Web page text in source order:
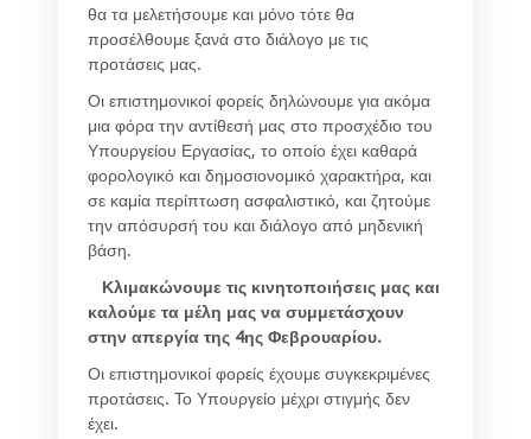
θα τα μελετήσουμε και μόνο τότε θα
προσέλθουμε ξανά στο διάλογο με τις
προτάσεις μας.
Οι επιστημονικοί φορείς δηλώνουμε για ακόμα
μια φόρα την αντίθεσή μας στο προσχέδιο του
Υπουργείου Εργασίας, το οποίο έχει καθαρά
φορολογικό και δημοσιονομικό χαρακτήρα, και
σε καμία περίπτωση ασφαλιστικό, και ζητούμε
την απόσυρσή του και διάλογο από μηδενική
βάση.
Κλιμακώνουμε τις κινητοποιήσεις μας και
καλούμε τα μέλη μας να συμμετάσχουν
στην απεργία της 4ης Φεβρουαρίου.
Οι επιστημονικοί φορείς έχουμε συγκεκριμένες
προτάσεις. Το Υπουργείο μέχρι στιγμής δεν
έχει.